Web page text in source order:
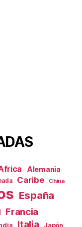
Alemania
Caribe China
España
Francia
Italia Japón